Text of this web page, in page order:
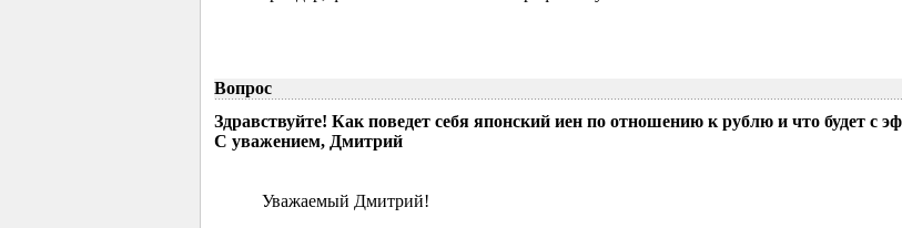
Вопрос
Здравствуйте! Как поведет себя японский иен по отношению к рублю и что будет с
С уважением, Дмитрий
Уважаемый Дмитрий!